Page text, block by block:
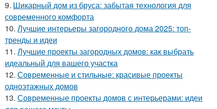
9. Шикарный дом из бруса: забытая технология для
современного комфорта
10. Лучшие интерьеры загородного дома 2025: топ-
тренды и идеи
11. Лучшие проекты загородных домов: как выбрать
идеальный для вашего участка
12. Современные и стильные: красивые проекты
одноэтажных домов
13. Современные проекты домов с интерьерами: идеи